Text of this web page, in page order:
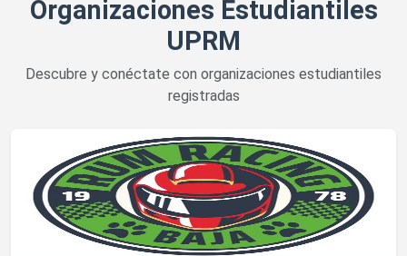
Organizaciones Estudiantiles
UPRM
Descubre y conéctate con organizaciones estudiantiles
registradas
Ver detalles de RUM Racing Baja